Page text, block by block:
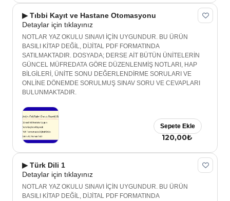
▶ Tıbbi Kayıt ve Hastane Otomasyonu
Detaylar için tıklayınız
NOTLAR YAZ OKULU SINAVI İÇİN UYGUNDUR. BU ÜRÜN
BASILI KİTAP DEĞİL, DİJİTAL PDF FORMATINDA
SATILMAKTADIR. DOSYADA; DERSE AİT BÜTÜN ÜNİTELERİN
GÜNCEL MÜFREDATA GÖRE DÜZENLENMİŞ NOTLARI, HAP
BİLGİLERİ, ÜNİTE SONU DEĞERLENDİRME SORULARI VE
ONLİNE DÖNEMDE SORULMUŞ SINAV SORU VE CEVAPLARI
BULUNMAKTADIR.
120,00₺
Sepete Ekle
▶ Türk Dili 1
Detaylar için tıklayınız
NOTLAR YAZ OKULU SINAVI İÇİN UYGUNDUR. BU ÜRÜN
BASILI KİTAP DEĞİL, DİJİTAL PDF FORMATINDA